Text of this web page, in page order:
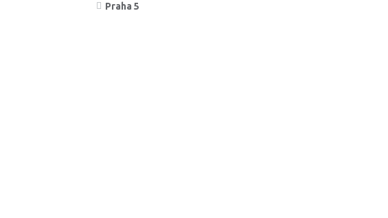
Praha 5